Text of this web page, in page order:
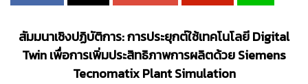
สัมมนาเชิงปฏิบัติการ: การประยุกต์ใช้เทคโนโลยี Digital
Twin เพื่อการเพิ่มประสิทธิภาพการผลิตด้วย Siemens
Tecnomatix Plant Simulation